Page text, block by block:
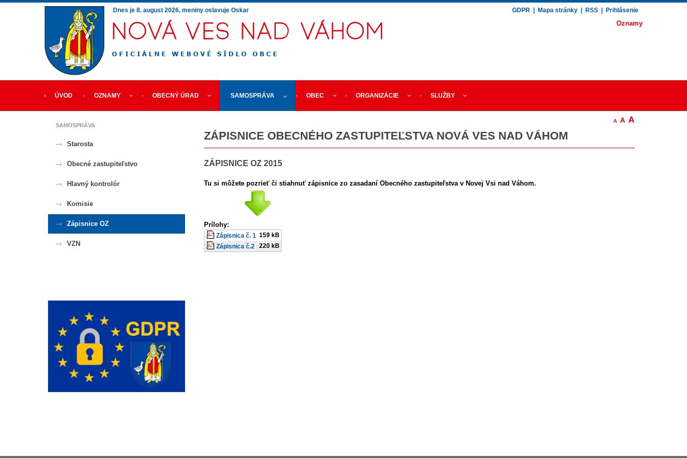
Dnes je 8. august 2026, meniny oslavuje Oskar GDPR Mapa stránky RSS Prihlásenie
Oznamy
ÚVOD OZNAMY OBECNÝ ÚRAD SAMOSPRÁVA OBEC ORGANIZÁCIE SLUŽBY
A A A
ZÁPISNICE OBECNÉHO ZASTUPITEĽSTVA NOVÁ VES NAD VÁHOM
ZÁPISNICE OZ 2015
Tu si môžete pozrieť či stiahnuť zápisnice zo zasadaní Obecného zastupiteľstva v Novej Vsi nad Váhom.
Prílohy:
Zápisnica č. 1 159 kB
Zápisnica č.2
220 kB
SAMOSPRÁVA
Starosta
Obecné zastupiteľstvo
Hlavný kontrolór
Komisie
Zápisnice OZ
VZN